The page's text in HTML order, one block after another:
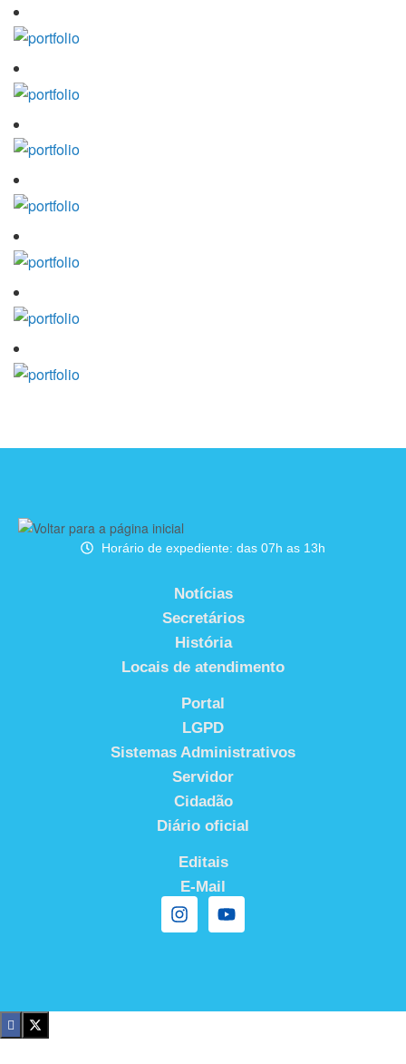
Horário de expediente: das 07h as 13h
Notícias
Secretários
História
Locais de atendimento
Portal
LGPD
Sistemas Administrativos
Servidor
Cidadão
Diário oficial
Editais
E-Mail